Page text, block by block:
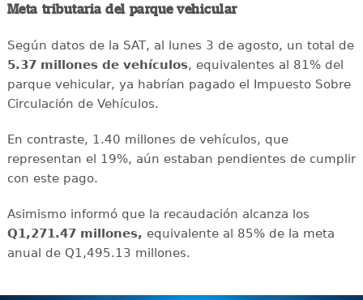
Meta tributaria del parque vehicular
Según datos de la SAT, al lunes 3 de agosto, un total de
5.37 millones de vehículos, equivalentes al 81% del
parque vehicular, ya habrían pagado el Impuesto Sobre
Circulación de Vehículos.
En contraste, 1.40 millones de vehículos, que
representan el 19%, aún estaban pendientes de cumplir
con este pago.
Asimismo informó que la recaudación alcanza los
Q1,271.47 millones, equivalente al 85% de la meta
anual de Q1,495.13 millones.